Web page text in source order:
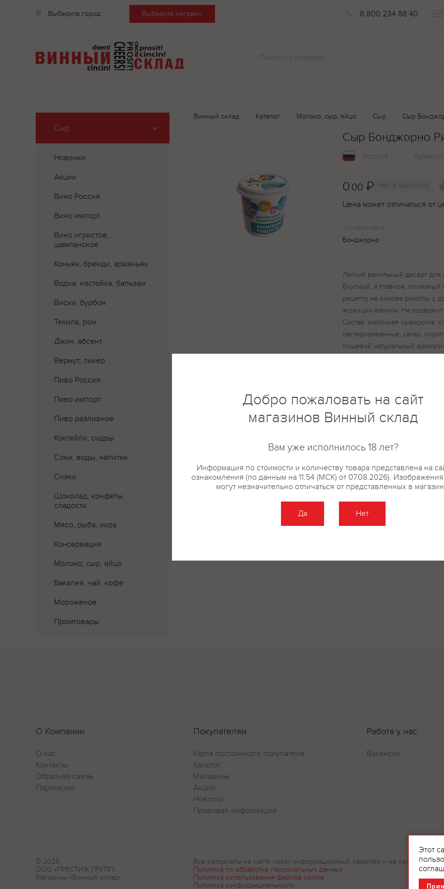
Выберите город Выберите магазин 8 800 234 88 40
Сыр
Новинки
Акции
Вино Россия
Вино импорт
Вино игристое,
шампанское
Коньяк, бренди, арманьяк
Водка, настойка, бальзам
Виски, бурбон
Текила, ром
Джин, абсент
Вермут, ликер
Пиво Россия
Пиво импорт
Пиво разливное
Коктейли, сидры
Соки, воды, напитки
Снэки
Шоколад, конфеты,
сладости
Мясо, рыба, икра
Консервация
Молоко, сыр, яйцо
Бакалея, чай, кофе
Мороженое
Промтовары
Винный склад Каталог Молоко, сыр, яйцо Сыр Cыр
Cыр Бонджорно
Россия Артикул:
0.00 ₽ Нет в наличии
Цена может отличаться от
Торговая марка
Бонджорно
Легкий ванильный десерт для
Вкусный, а главное, полезный
рецепту на основе рикотты с
эссенции ванили. Не
Состав: молочная сыворотка,
пастеризованные, сахар,
пищевой натуральный
ванильный, регулятор
О Компании
О нас
Контакты
Обратная связь
Партнерам
Покупателям
Карта постоянного покупателя
Каталог
Магазины
Акции
Новости
Правовая информация
Работа у нас
Вакансии
© 2025
ООО «ПРЕСТИЖ ГРУПП»
Магазины «Винный склад»
Все материалы на сайте носят информационный характер и не являются
Политика по обработке персональных данных
Политика использования файлов cookie
Политика конфиденциальности
Этот
Добро пожаловать на сайт
магазинов Винный склад
Вам уже исполнилось 18 лет?
Информация по стоимости и количеству товара представлена на
ознакомления (по данным на 11:54 (МСК) от 07.08.2026).
могут незначительно отличаться от представленных в
Да Нет